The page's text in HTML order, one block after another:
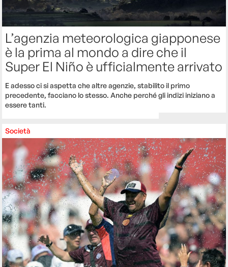
L’agenzia meteorologica giapponese
è la prima al mondo a dire che il
Super El Niño è ufficialmente arrivato
E adesso ci si aspetta che altre agenzie, stabilito il primo
precedente, facciano lo stesso. Anche perché gli indizi iniziano a
essere tanti.
Società